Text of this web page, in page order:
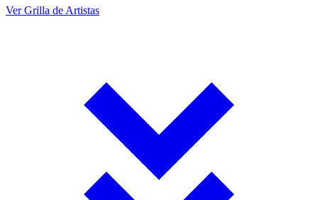
Ver Grilla de Artistas